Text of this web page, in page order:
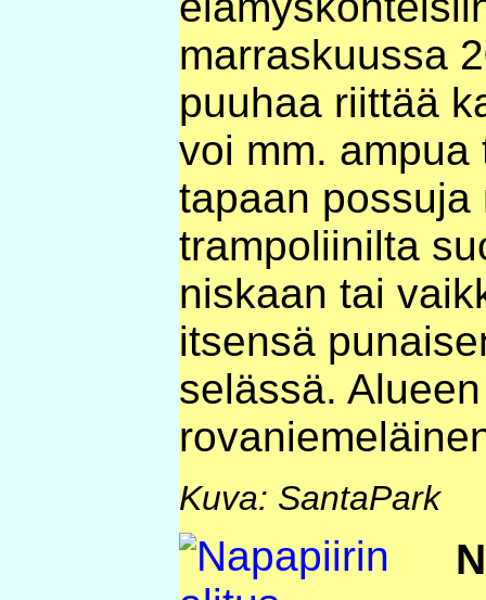
marraskuussa
puuhaa riittää
voi mm.
tapaan
trampoliinilta
niskaan tai
itsensä
selässä.
Kuva: SantaPark